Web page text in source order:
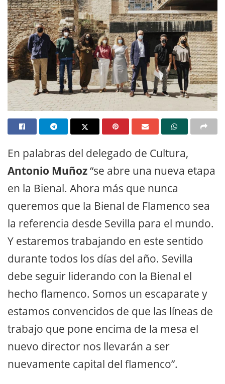
En palabras del delegado de Cultura,
Antonio Muñoz“se abre una nueva etapa
en la Bienal. Ahora más que nunca
queremos que la Bienal de Flamenco sea
la referencia desde Sevilla para el mundo.
Y estaremos trabajando en este sentido
durante todos los días del año. Sevilla
debe seguir liderando con la Bienal el
hecho flamenco. Somos un escaparate y
estamos convencidos de que las líneas de
trabajo que pone encima de la mesa el
nuevo director nos llevarán a ser
nuevamente capital del flamenco”.